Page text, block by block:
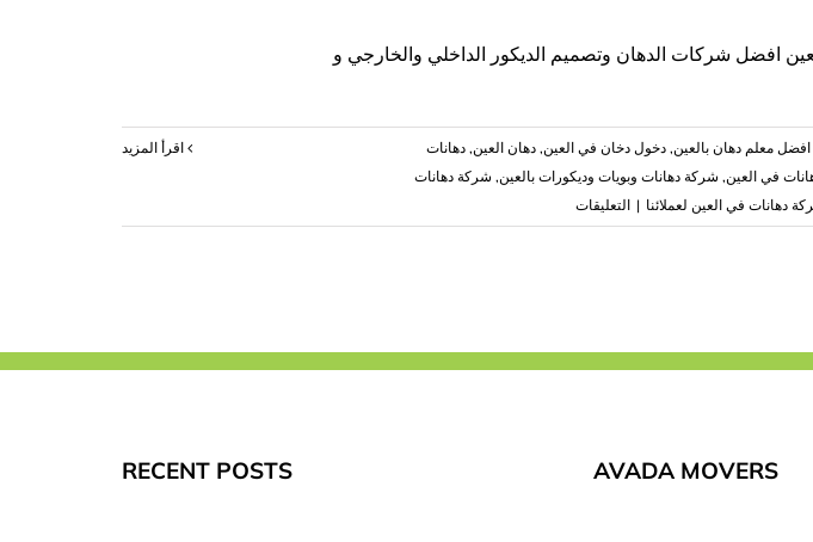
افضل شركات الدهان وتصميم الديكور الداخلي والخارجي و
افضل معلم دهان بالعين, دخول دخان في العين, ‏دهان العين, دهانات
في العين, شركة دهانات وبويات وديكورات بالعين, شركة دهانات
دهانات في العين لعملائنا | التعليقاتعلى
شركة
افضل
AVADA MOVERS
RECENT POSTS